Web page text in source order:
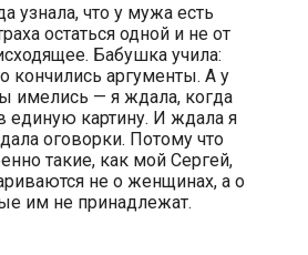
узнала, что у мужа есть
остаться одной и не от
Бабушка учила:
кончились аргументы. А у
имелись — я ждала, когда
единую картину. И ждала я
оговорки. Потому что
такие, как мой Сергей,
не о женщинах, а о
им не принадлежат.